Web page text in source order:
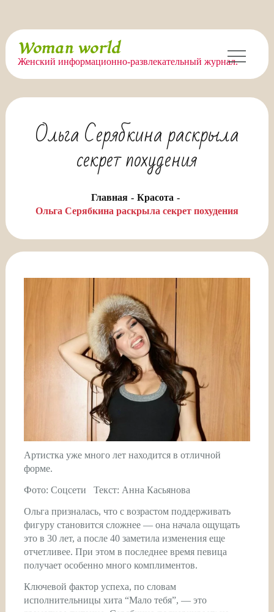
Перейти
содержимому
Woman world
Женский информационно-развлекательный журнал.
Ольга Серябкина раскрыла
секрет похудения
Главная
Красота
Ольга Серябкина раскрыла секрет похудения
Артистка уже много лет находится в отличной
форме.
Фото: Соцсети Текст: Анна Касьянова
Ольга призналась, что с возрастом поддерживать
фигуру становится сложнее — она начала ощущать
это в 30 лет, а после 40 заметила изменения еще
отчетливее. При этом в последнее время певица
получает особенно много комплиментов.
Ключевой фактор успеха, по словам
исполнительницы хита “Мало тебя”, — это